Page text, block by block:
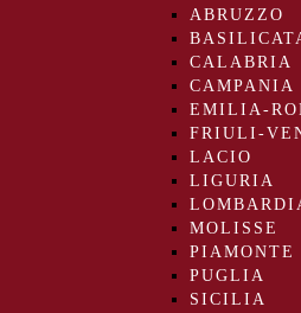
ABRUZZO
CALABRIA
CAMPANIA
EMILIA-
FRIULI-
LACIO
LIGURIA
MOLISSE
PIAMONTE
PUGLIA
SICILIA